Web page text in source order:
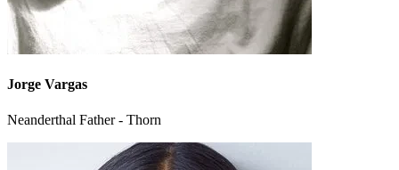
Jorge Vargas
Neanderthal Father - Thorn